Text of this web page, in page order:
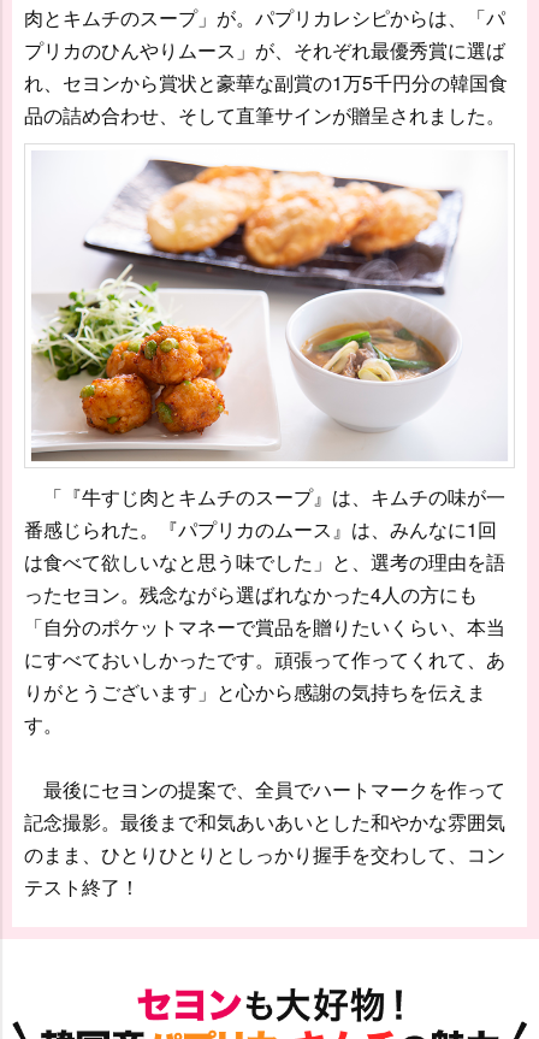
肉とキムチのスープ」が。パプリカレシピからは、「パ
プリカのひんやりムース」が、それぞれ最優秀賞に選ば
れ、セヨンから賞状と豪華な副賞の1万5千円分の韓国食
品の詰め合わせ、そして直筆サインが贈呈されました。
「『牛すじ肉とキムチのスープ』は、キムチの味が一
番感じられた。『パプリカのムース』は、みんなに1回
は食べて欲しいなと思う味でした」と、選考の理由を語
ったセヨン。残念ながら選ばれなかった4人の方にも
「自分のポケットマネーで賞品を贈りたいくらい、本当
にすべておいしかったです。頑張って作ってくれて、あ
りがとうございます」と心から感謝の気持ちを伝えま
す。
最後にセヨンの提案で、全員でハートマークを作って
記念撮影。最後まで和気あいあいとした和やかな雰囲気
のまま、ひとりひとりとしっかり握手を交わして、コン
テスト終了！